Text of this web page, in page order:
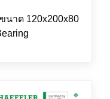
นาด 120x200x80